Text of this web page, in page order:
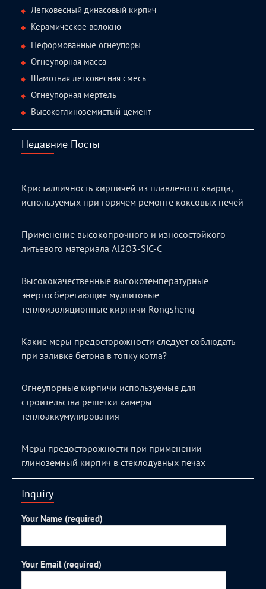
Легковесный динасовый кирпич
Керамическое волокно
Неформованные огнеупоры
Огнеупорная масса
Шамотная легковесная смесь
Огнеупорная мертель
Высокоглиноземистый цемент
Недавние Посты
Кристалличность кирпичей из плавленого кварца,
используемых при горячем ремонте коксовых печей
Применение высокопрочного и износостойкого
литьевого материала Al2O3-SiC-C
Высококачественные высокотемпературные
энергосберегающие муллитовые
теплоизоляционные кирпичи Rongsheng
Какие меры предосторожности следует соблюдать
при заливке бетона в топку котла?
Огнеупорные кирпичи используемые для
строительства решетки камеры
теплоаккумулирования
Меры предосторожности при применении
глиноземный кирпич в стеклодувных печах
Inquiry
Your Name (required)
Your Email (required)